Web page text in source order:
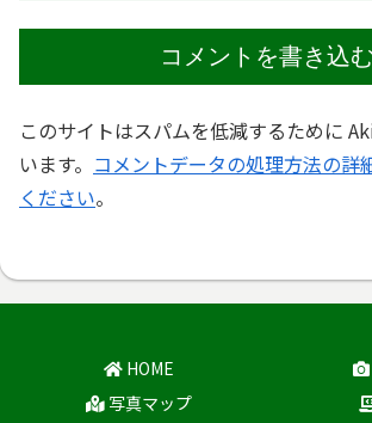
コメントを書き込む
このサイトはスパムを低減するために
います。 コメントデータの処理方法の詳
ください。
HOME
写真マップ